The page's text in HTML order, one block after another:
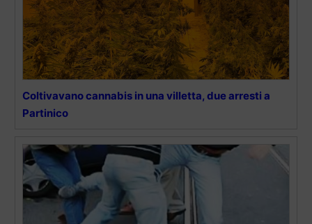
Coltivavano cannabis in una villetta, due arresti a
Partinico